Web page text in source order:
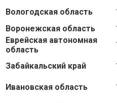
Вологодская область
Воронежская область
Еврейская автономная
область
Забайкальский край
Ивановская область